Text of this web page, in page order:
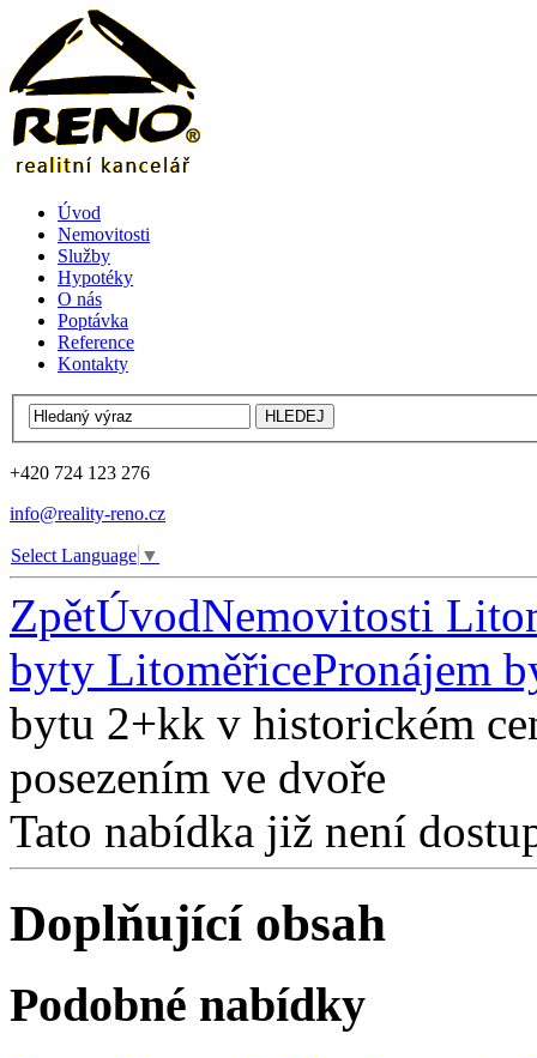
Úvod
Nemovitosti
Služby
Hypotéky
O nás
Poptávka
Reference
Kontakty
+420 724 123 276
info@reality-reno.cz
Select Language ▼
ZpětÚvodNemovitosti
byty LitoměřicePronájem
bytu 2+kk v historickém
posezením ve dvoře
Tato nabídka již není
Doplňující obsah
Podobné nabídky